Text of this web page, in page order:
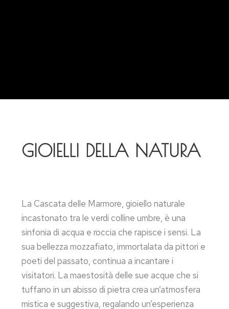
GIOIELLI DELLA NATURA
La Cascata delle Marmore, gioiello naturale
incastonato tra le verdi colline umbre, è una
sinfonia di acqua e roccia che rapisce i sensi. La
sua bellezza mozzafiato, immortalata da pittori e
poeti del passato, continua a incantare i
visitatori. La maestosità delle sue acque che si
tuffano in un abisso di pietra crea un’atmosfera
mistica e suggestiva, regalando un’esperienza